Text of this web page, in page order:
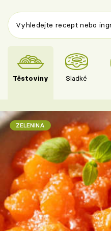
Těstoviny Sladké
ZELENINA